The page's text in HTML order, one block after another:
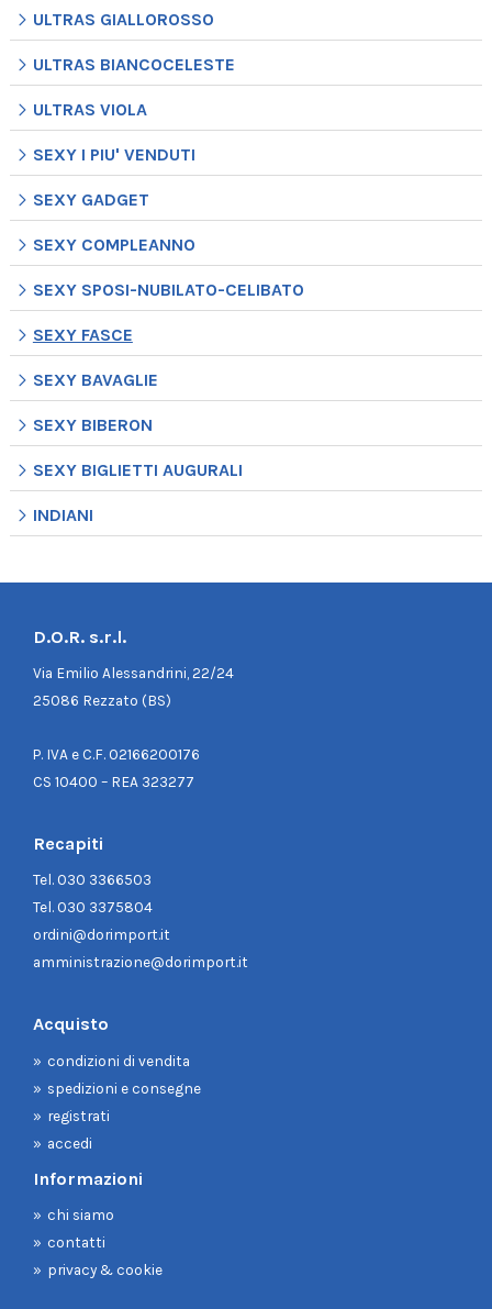
ULTRAS GIALLOROSSO
ULTRAS BIANCOCELESTE
ULTRAS VIOLA
SEXY I PIU' VENDUTI
SEXY GADGET
SEXY COMPLEANNO
SEXY SPOSI-NUBILATO-CELIBATO
SEXY FASCE
SEXY BAVAGLIE
SEXY BIBERON
SEXY BIGLIETTI AUGURALI
INDIANI
D.O.R. s.r.l.
Via Emilio Alessandrini, 22/24
25086 Rezzato (BS)
P. IVA e C.F. 02166200176
CS 10400 – REA 323277
Recapiti
Tel.030 3366503
Tel.030 3375804
ordini@dorimport.it
amministrazione@dorimport.it
Acquisto
condizioni di vendita
spedizioni e consegne
registrati
accedi
Informazioni
chi siamo
contatti
privacy & cookie